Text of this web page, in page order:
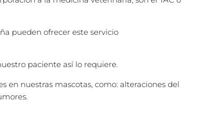
pueden ofrecer este servicio
paciente así lo requiere.
nuestras mascotas, como: alteraciones del